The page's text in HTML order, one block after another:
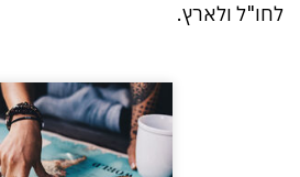
לחו"ל ולארץ.